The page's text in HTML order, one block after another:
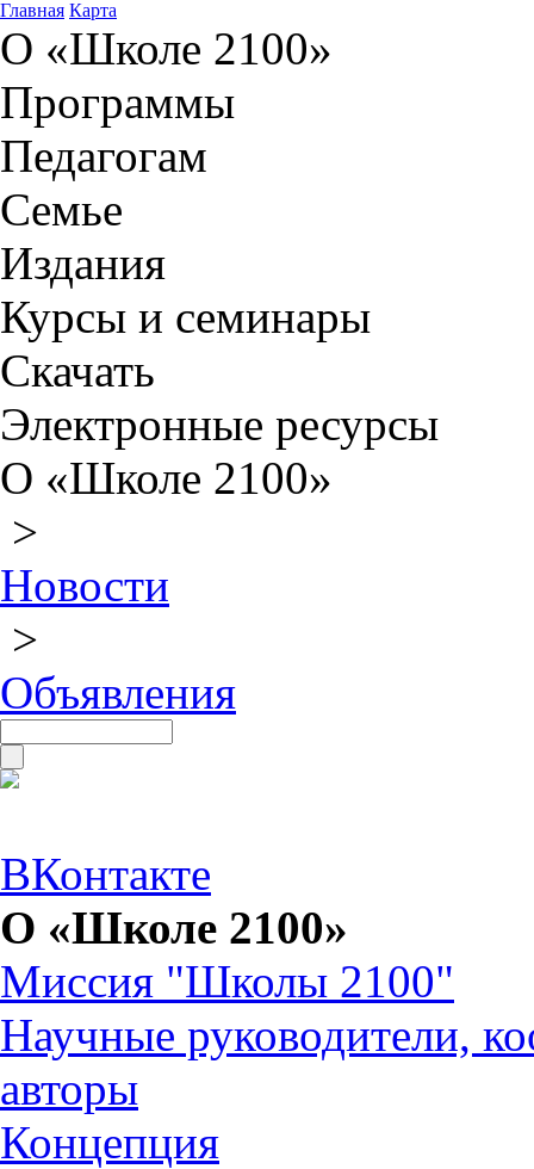
Главная Карта
О «Школе 2100»
Программы
Педагогам
Семье
Издания
Курсы и семинары
Скачать
Электронные ресурсы
О «Школе 2100»
>
Новости
>
Объявления
ВКонтакте
О «Школе 2100»
Миссия "Школы 2100"
Научные руководители,
авторы
Концепция